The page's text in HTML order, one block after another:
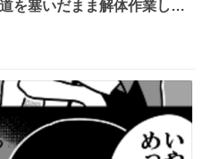
を塞いだまま解体作業して
手に写真撮るな馬鹿野郎」